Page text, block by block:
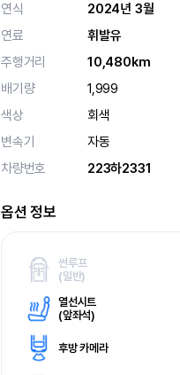
연식
2024년 3월
연료
휘발유
주행거리
10,480km
배기량
1,999
색상
회색
변속기
자동
차량번호
223하2331
옵션 정보
썬루프
(일반)
열선시트
(앞좌석)
후방 카메라